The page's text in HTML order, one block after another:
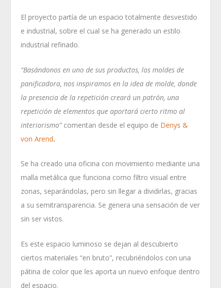
El proyecto partía de un espacio totalmente desvestido
e industrial, sobre el cual se ha generado un estilo
industrial refinado.
“Basándonos en uno de sus productos, los moldes de
panificadora, nos inspiramos en la idea de molde, donde
la presencia de la repetición creará un patrón, una
repetición de elementos que aportará cierto ritmo al
interiorismo”comentan desde el equipo de Denys &
von Arend.
Se ha creado una oficina con movimiento mediante una
malla metálica que funciona como filtro visual entre
zonas, separándolas, pero sin llegar a dividirlas, gracias
a su semitransparencia. Se genera una sensación de ver
sin ser vistos.
Es este espacio luminoso se dejan al descubierto
ciertos materiales “en bruto”, recubriéndolos con una
pátina de color que les aporta un nuevo enfoque dentro
del espacio.